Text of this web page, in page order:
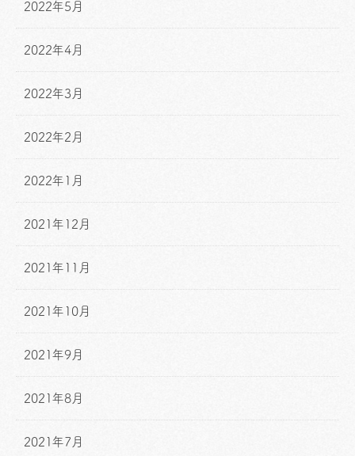
2022年5月
2022年4月
2022年3月
2022年2月
2022年1月
2021年12月
2021年11月
2021年10月
2021年9月
2021年8月
2021年7月